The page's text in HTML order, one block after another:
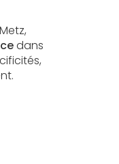
dans